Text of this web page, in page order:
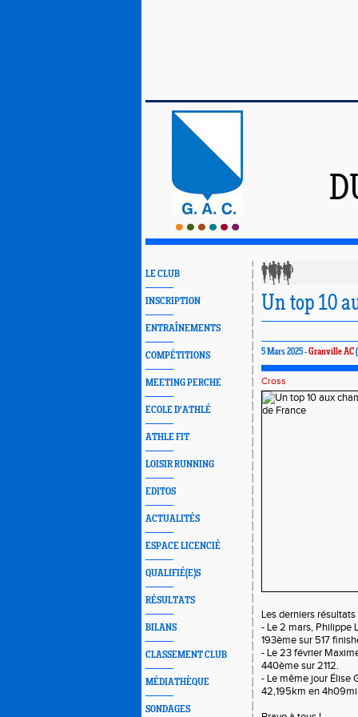
LE CLUB
INSCRIPTION
ENTRAÎNEMENTS
COMPÉTITIONS
MEETING PERCHE
ECOLE D'ATHLÉ
ATHLE FIT
LOISIR RUNNING
EDITOS
ACTUALITÉS
ESPACE LICENCIÉ
QUALIFIÉ(E)S
RÉSULTATS
BILANS
CLASSEMENT CLUB
MÉDIATHÈQUE
SONDAGES
Un top 10
5 Mars 2025 -Granville AC
Cross
Les derniers
- Le 2 mars, Philippe
193ème sur 517
- Le 23 février
440ème sur 2112.
- Le même jour Élise
42,195km en